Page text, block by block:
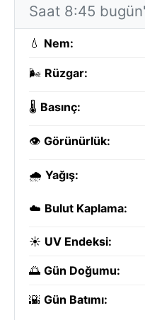
Saat 8:45
💧 Nem:
🌬️ Rüzgar:
🌡️ Basınç:
👁️ Görünürlük:
🌧️ Yağış:
☁️ Bulut Kaplama:
☀️ UV Endeksi:
🌅 Gün Doğumu:
🌇 Gün Batımı: